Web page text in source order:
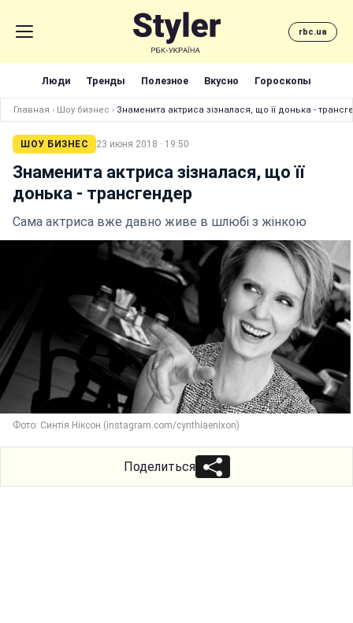
rbc.ua
Люди Тренды Полезное Вкусно Гороскопы
Главная › Шоу бизнес › Знаменита актриса зізналася, що її донька -
ШОУ БИЗНЕС 23 июня 2018 · 19:50
Знаменита актриса зізналася, що її
донька - трансгендер
Сама актриса вже давно живе в шлюбі з жінкою
Фото: Синтія Ніксон (instagram.com/cynthiaenixon)
Поделиться